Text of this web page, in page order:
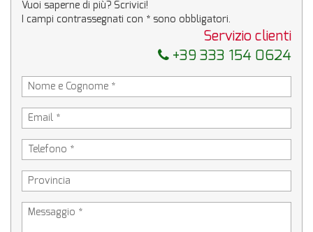
Vuoi saperne di più? Scrivici!
I campi contrassegnati con * sono obbligatori.
Servizio clienti
+39 333 154 0624